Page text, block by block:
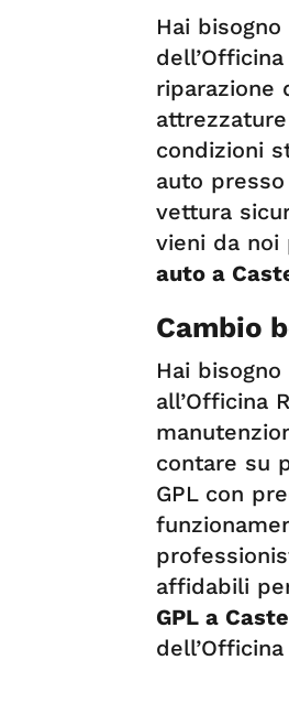
Hai
riparazione
condizioni
auto
vettura
vieni da noi
auto a
Cambio
Hai
all’Officina
contare su
GPL con
affidabili
GPL a